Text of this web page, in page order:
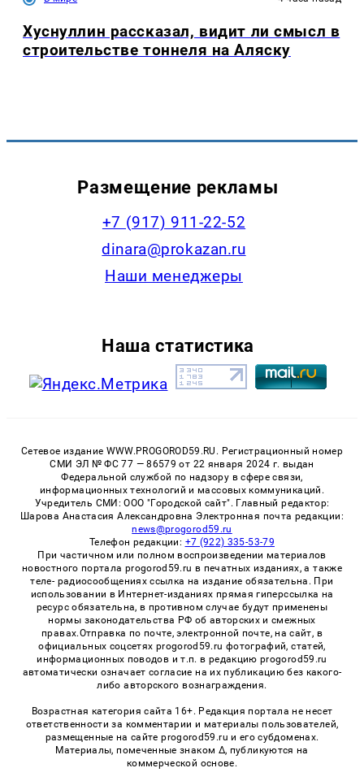
Хуснуллин рассказал, видит ли смысл в
строительстве тоннеля на Аляску
Размещение рекламы
+7 (917) 911-22-52
dinara@prokazan.ru
Наши менеджеры
Наша статистика
Сетевое издание WWW.PROGOROD59.RU. Регистрационный номер
СМИ ЭЛ № ФС 77 — 86579 от 22 января 2024 г. выдан
Федеральной службой по надзору в сфере связи,
информационных технологий и массовых коммуникаций.
Учредитель СМИ: ООО "Городской сайт". Главный редактор:
Шарова Анастасия Александровна Электронная почта редакции:
news@progorod59.ru
Телефон редакции: +7 (922) 335-53-79
При частичном или полном воспроизведении материалов
новостного портала progorod59.ru в печатных изданиях, а также
теле- радиосообщениях ссылка на издание обязательна. При
использовании в Интернет-изданиях прямая гиперссылка на
ресурс обязательна, в противном случае будут применены
нормы законодательства РФ об авторских и смежных
правах.Отправка по почте, электронной почте, на сайт, в
официальных соцсетях progorod59.ru фотографий, статей,
информационных поводов и т.п. в редакцию progorod59.ru
автоматически означает согласие на их публикацию без какого-
либо авторского вознаграждения.
Возрастная категория сайта 16+. Редакция портала не несет
ответственности за комментарии и материалы пользователей,
размещенные на сайте progorod59.ru и его субдоменах.
Материалы, помеченные знаком Δ, публикуются на
коммерческой основе.